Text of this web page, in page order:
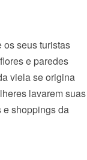
seus turistas
e paredes
viela se origina
lavarem suas
e shoppings da